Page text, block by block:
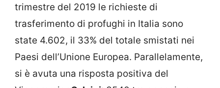
trimestre del 2019 le richieste di
trasferimento di profughi in Italia sono
state 4.602, il 33% del totale smistati nei
Paesi dell’Unione Europea. Parallelamente,
si è avuta una risposta positiva del